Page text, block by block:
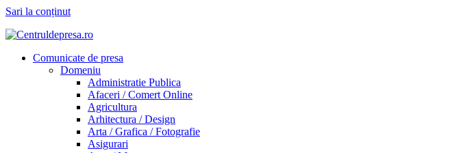
Sari la conținut
Comunicate de presa
Domeniu
Administratie Publica
Afaceri / Comert Online
Agricultura
Arhitectura / Design
Arta / Grafica / Fotografie
Asigurari